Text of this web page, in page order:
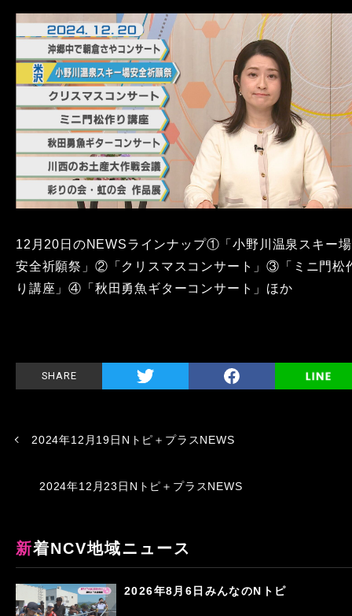
12月20日のNEWSラインナップ①「小野川温泉スキー場
安全祈願祭」②「クリスマスコンサート」③「ミニ門松
り講座」④「秋田勇魚ギターコンサート」ほか
SHARE
2024年12月19日Nトピ＋プラスNEWS
2024年12月23日Nトピ＋プラスNEWS
新着NCV地域ニュース
2026年8月6日みんなのNトピ